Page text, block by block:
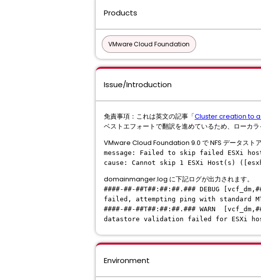
Products
VMware Cloud Foundation
Issue/Introduction
免責事項：これは英文の記事「Cluster creation to
ベストエフォートで翻訳を進めているため、ローカ
VMware Cloud Foundation 9.0 で NFS データスト
message: Failed to skip failed ESXi
cause: Cannot skip 1 ESXi Host(s)
domainmanger.log に下記ログが出力されます。
####-##-##T##:##:##.### DEBUG
failed, attempting ping with standard
####-##-##T##:##:##.### WARN
datastore validation failed for ESXi
Environment